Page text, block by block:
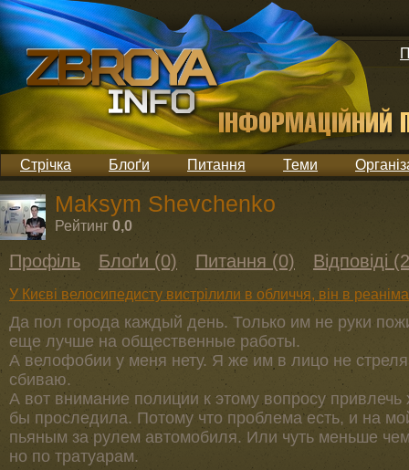
Стрічка Блоґи Питання Теми
Maksym Shevchenko
Рейтинг 0,0
Профіль Блоґи (0) Питання (0) Відповіді
У Києві велосипедисту вистрілили в обличчя, він в
Да пол города каждый день. Только им не руки
еще лучше на общественные работы.
А велофобии у меня нету. Я же им в лицо не
сбиваю.
А вот внимание полиции к этому вопросу привлечь
бы проследила. Потому что проблема есть, и на
пьяным за рулем автомобиля. Или чуть меньше
но по тратуарам.